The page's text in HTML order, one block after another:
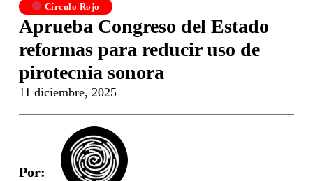
Círculo Rojo
Aprueba Congreso del Estado
reformas para reducir uso de
pirotecnia sonora
11 diciembre, 2025
Por: